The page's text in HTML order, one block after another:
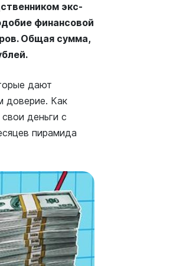
экс-
финансовой
Общая сумма,
дают
доверие. Как
деньги с
пирамида